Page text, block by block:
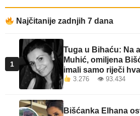
Najčitanije zadnjih 7 dana
1
Tuga u Bihaću: Na
Muhić, omiljena
imali samo riječi
3.276 👁 93.434
Bišćanka Elhana